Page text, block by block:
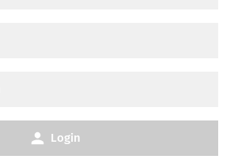
Login